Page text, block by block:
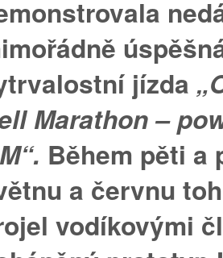
jízda
Marathon –
Během pěti a
a červnu
vodíkovými